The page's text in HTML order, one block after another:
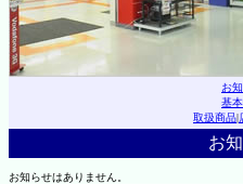
お
基
取扱商品|
お
お知らせはありません。